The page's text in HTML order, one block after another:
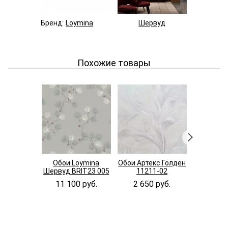
Бренд: Loymina Шервуд
Похожие товары
Обои Loymina
Шервуд BRIT23 005
11 100 руб.
Обои Артекс Голден
11211-02
2 650 руб.